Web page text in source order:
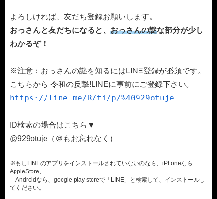
よろしければ、友だち登録お願いします。
おっさんと友だちになると、 おっさんの謎な部分が少し
わかるぞ！
※注意：おっさんの謎を知るにはLINE登録が必須です。
こちらから 令和の反撃!LINEに事前にご登録下さい。
https://line.me/R/ti/p/%40929otuje
ID検索の場合はこちら▼
@929otuje（＠もお忘れなく）
※もしLINEのアプリをインストールされていないのなら、iPhoneなら
AppleStore、
Androidなら、google play storeで「LINE」と検索して、インストールし
てください。